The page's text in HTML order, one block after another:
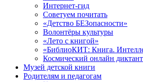
Интернет-гид
Советуем почитать
«Детство БЕЗопасности»
Волонтёры культуры
«Лето с книгой»
«БиблиоКИТ: Книга.
Космический онлайн диктант
Музей детской книги
Родителям и педагогам